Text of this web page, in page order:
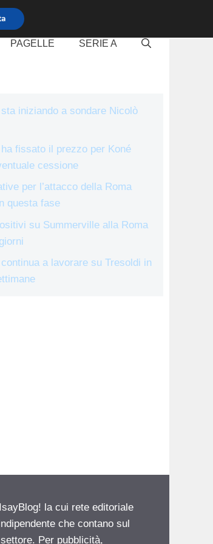
PAGELLE SERIE A
sta iniziando a sondare Nicolò
fissato il prezzo per Koné
cessione
per l’attacco della Roma
questa fase
su Summerville alla Roma
continua a lavorare su Tresoldi in
la cui rete editoriale
che contano sul
Per pubblicità,